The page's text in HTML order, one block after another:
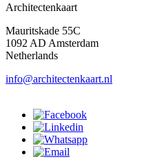
Architectenkaart
Mauritskade 55C
1092 AD Amsterdam
Netherlands
info@architectenkaart.nl